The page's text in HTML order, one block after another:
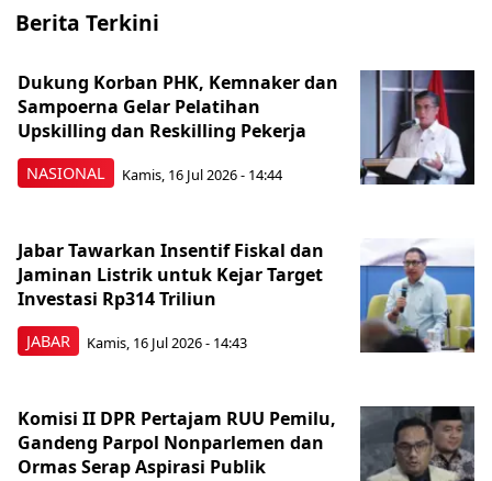
Berita Terkini
NASIONAL
Dukung Korban PHK, Kemnaker dan
Sampoerna Gelar Pelatihan
Upskilling dan Reskilling Pekerja
Kamis, 16 Jul 2026 - 14:44
JABAR
Jabar Tawarkan Insentif Fiskal dan
Jaminan Listrik untuk Kejar Target
Investasi Rp314 Triliun
Kamis, 16 Jul 2026 - 14:43
Komisi II DPR Pertajam RUU Pemilu,
Gandeng Parpol Nonparlemen dan
Ormas Serap Aspirasi Publik